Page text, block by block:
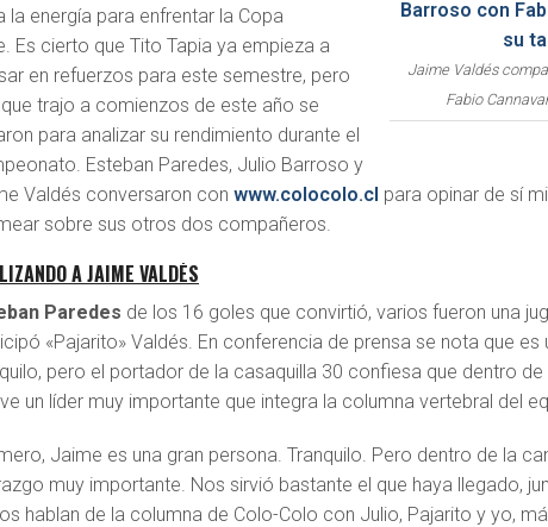
Jaime Valdés
Fabio
la energía para enfrentar la Copa
Es cierto que Tito Tapia ya empieza a
en refuerzos para este semestre, pero
trajo a comienzos de este año se
para analizar su rendimiento durante el
Esteban Paredes, Julio Barroso y
Valdés conversaron conwww.colocolo.cl para opinar de sí
sobre sus otros dos compañeros.
A JAIME VALDÉS
Paredes de los 16 goles que convirtió, varios fueron una
«Pajarito» Valdés. En conferencia de prensa se nota que es
pero el portador de la casaquilla 30 confiesa que dentro de
un líder muy importante que integra la columna vertebral del
Jaime es una gran persona. Tranquilo. Pero dentro de la
muy importante. Nos sirvió bastante el que haya llegado,
hablan de la columna de Colo-Colo con Julio, Pajarito y yo,